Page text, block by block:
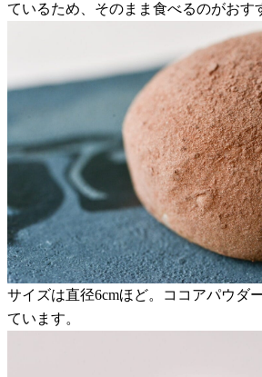
ているため、そのまま食べるのがおす
サイズは直径6cmほど。ココアパウダ
ています。